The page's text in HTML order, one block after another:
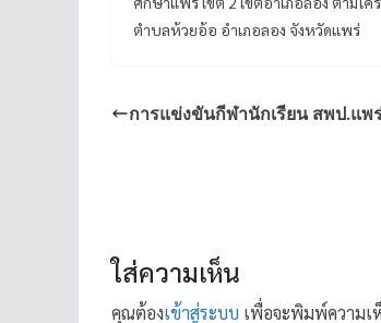
ตำบลห้วยอ้อ อำเภอลอง จังหวัดแพร่
การแข่งขันกีฬานักเรียน สพป.แพ
ใส่ความเห็น
คุณต้องเข้าสู่ระบบ เพื่อจะพิมพ์ความเ